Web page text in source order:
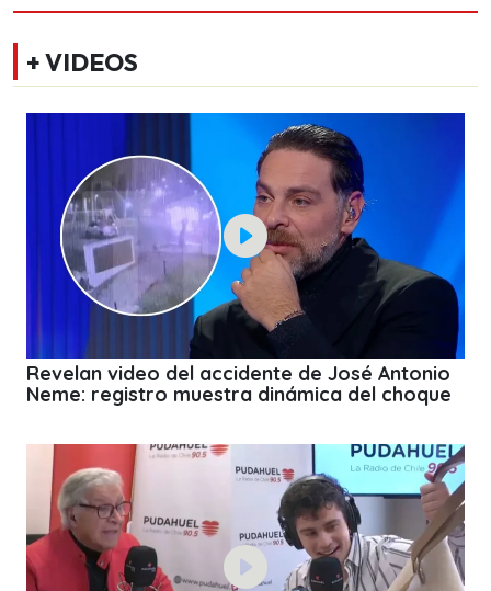
+ VIDEOS
Revelan video del accidente de José Antonio
Neme: registro muestra dinámica del choque